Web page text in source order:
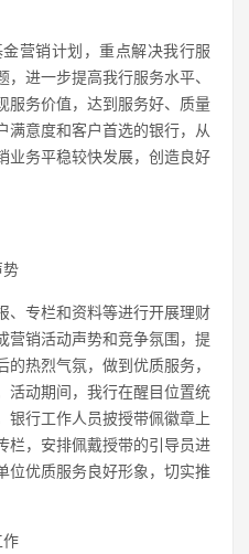
营销计划，重点解决我行服
进一步提高我行服务水平、
服务价值，达到服务好、质量
满意度和客户首选的银行，从
业务平稳较快发展，创造良好
势
、专栏和资料等进行开展理财
营销活动声势和竞争氛围，提
热烈气氛，做到优质服务，
活动期间，我行在醒目位置统
银行工作人员披授带佩徽章上
栏，安排佩戴授带的引导员进
位优质服务良好形象，切实推
作